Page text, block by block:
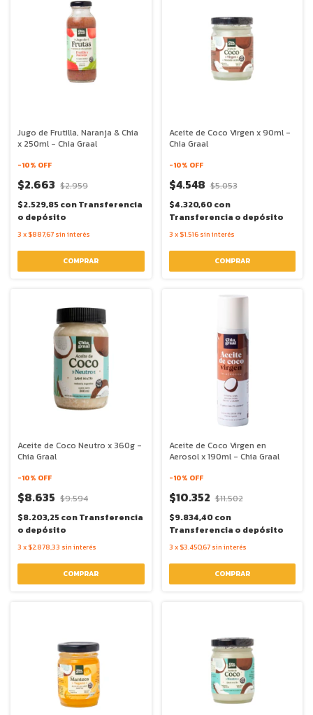
Jugo de Frutilla, Naranja & Chia
x 250ml - Chia Graal
-10% OFF
$2.663 $2.959
$2.529,85conTransferencia
o depósito
3 x $887,67 sin interés
Aceite de Coco Virgen x 90ml -
Chia Graal
-10% OFF
$4.548 $5.053
$4.320,60con
Transferencia o depósito
3 x $1.516 sin interés
Aceite de Coco Neutro x 360g -
Chia Graal
-10% OFF
$8.635 $9.594
$8.203,25conTransferencia
o depósito
3 x $2.878,33 sin interés
Aceite de Coco Virgen en
Aerosol x 190ml - Chia Graal
-10% OFF
$10.352 $11.502
$9.834,40con
Transferencia o depósito
3 x $3.450,67 sin interés